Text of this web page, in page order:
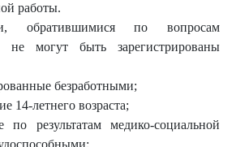
работы.
обратившимися по вопросам
не могут быть зарегистрированы
безработными;
14-летнего возраста;
по результатам медико-социальной